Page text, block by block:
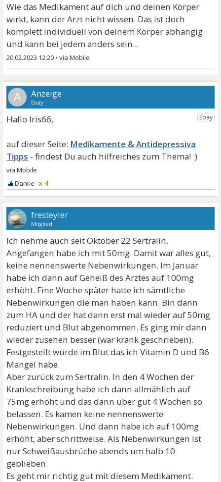
Wie das Medikament auf dich und deinen Körper
wirkt, kann der Arzt nicht wissen. Das ist doch
komplett individuell von deinem Körper abhängig
und kann bei jedem anders sein...
20.02.2023 12:20 •
A
Hallo Iris66,
Medikamente & Antidepressiva
Tipps
x 4
fresteyler
Mitglied
Ich nehme auch seit Oktober 22 Sertralin.
Angefangen habe ich mit 50mg. Damit war alles gut,
keine nennenswerte Nebenwirkungen. Im Januar
habe ich dann auf Geheiß des Arztes auf 100mg
erhöht. Eine Woche später hatte ich sämtliche
Nebenwirkungen die man haben kann. Bin dann
zum HA und der hat dann erst mal wieder auf 50mg
reduziert und Blut abgenommen. Es ging mir dann
wieder zusehen besser (war krank geschrieben).
Festgestellt wurde im Blut das ich Vitamin D und B6
Mangel habe.
Aber zurück zum Sertralin. In den 4 Wochen der
Krankschreibung habe ich dann allmählich auf
75mg erhöht und das dann über gut 4 Wochen so
belassen. Es kamen keine nennenswerte
Nebenwirkungen. Und dann habe ich auf 100mg
erhöht, aber schrittweise. Als Nebenwirkungen ist
nur Schweißausbrüche abends um halb 10
geblieben.
Es geht mir richtig gut mit diesem Medikament.